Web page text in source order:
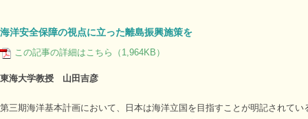
海洋安全保障の視点に立った離島振興施策を
この記事の詳細はこちら（1,964KB）
東海大学教授 山田吉彦
第三期海洋基本計画において、日本は海洋立国を目指すことが明記されて